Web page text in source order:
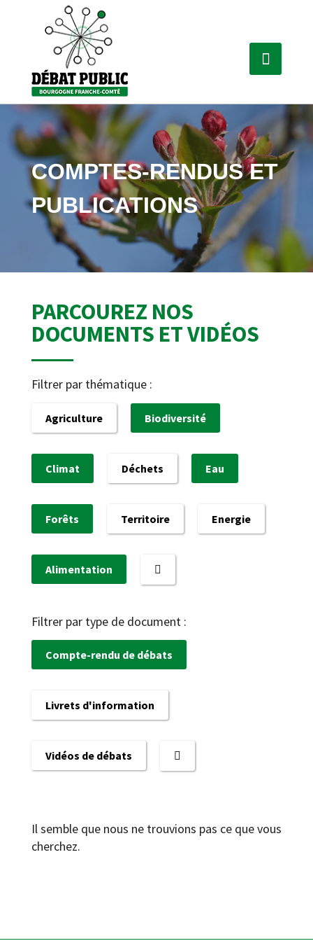
COMPTES-RENDUS ET
PUBLICATIONS
PARCOUREZ NOS
DOCUMENTS ET VIDÉOS
Filtrer par thématique :
Agriculture Biodiversité
Climat Déchets Eau
Forêts Territoire Energie
Alimentation
Filtrer par type de document :
Compte-rendu de débats
Livrets d'information
Vidéos de débats
Il semble que nous ne trouvions pas ce que vous
cherchez.